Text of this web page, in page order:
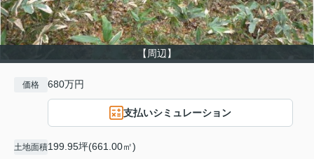
【周辺】
価格 680万円
支払いシミュレーション
土地面積199.95坪(661.00㎡)